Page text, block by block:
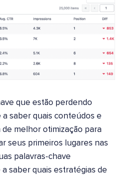
que estão perdendo
a saber quais conteúdos e
melhor otimização para
seus primeiros lugares nas
palavras-chave
saber quais estratégias de